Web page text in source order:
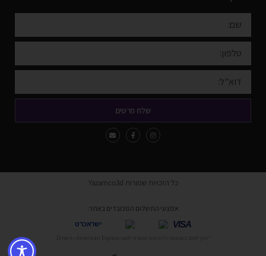
שלח פרטים
כל הזכויות שמורות Yazamco3d
אמצעי התשלום המכובדים באתר:
VISA
ישראכרט
* ניתן לשלם באמצעות כל כרטיסי האשראי למעט American Express ו-Diners.